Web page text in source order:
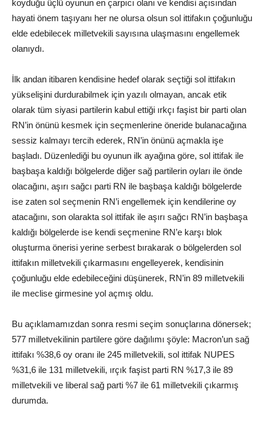
koyduğu üçlü oyunun en çarpıcı olanı ve kendisi açısından
hayati önem taşıyanı her ne olursa olsun sol ittifakın çoğunluğu
elde edebilecek milletvekili sayısına ulaşmasını engellemek
olanıydı.
İlk andan itibaren kendisine hedef olarak seçtiği sol ittifakın
yükselişini durdurabilmek için yazılı olmayan, ancak etik
olarak tüm siyasi partilerin kabul ettiği ırkçı faşist bir parti olan
RN’in önünü kesmek için seçmenlerine öneride bulanacağına
sessiz kalmayı tercih ederek, RN’in önünü açmakla işe
başladı. Düzenlediği bu oyunun ilk ayağına göre, sol ittifak ile
başbaşa kaldığı bölgelerde diğer sağ partilerin oyları ile önde
olacağını, aşırı sağcı parti RN ile başbaşa kaldığı bölgelerde
ise zaten sol seçmenin RN’i engellemek için kendilerine oy
atacağını, son olarakta sol ittifak ile aşırı sağcı RN’in başbaşa
kaldığı bölgelerde ise kendi seçmenine RN’e karşı blok
oluşturma önerisi yerine serbest bırakarak o bölgelerden sol
ittifakın milletvekili çıkarmasını engelleyerek, kendisinin
çoğunluğu elde edebileceğini düşünerek, RN’in 89 milletvekili
ile meclise girmesine yol açmış oldu.
Bu açıklamamızdan sonra resmi seçim sonuçlarına dönersek;
577 milletvekilinin partilere göre dağılımı şöyle: Macron’un sağ
ittifakı %38,6 oy oranı ile 245 milletvekili, sol ittifak NUPES
%31,6 ile 131 milletvekili, ırçık faşist parti RN %17,3 ile 89
milletvekili ve liberal sağ parti %7 ile 61 milletvekili çıkarmış
durumda.